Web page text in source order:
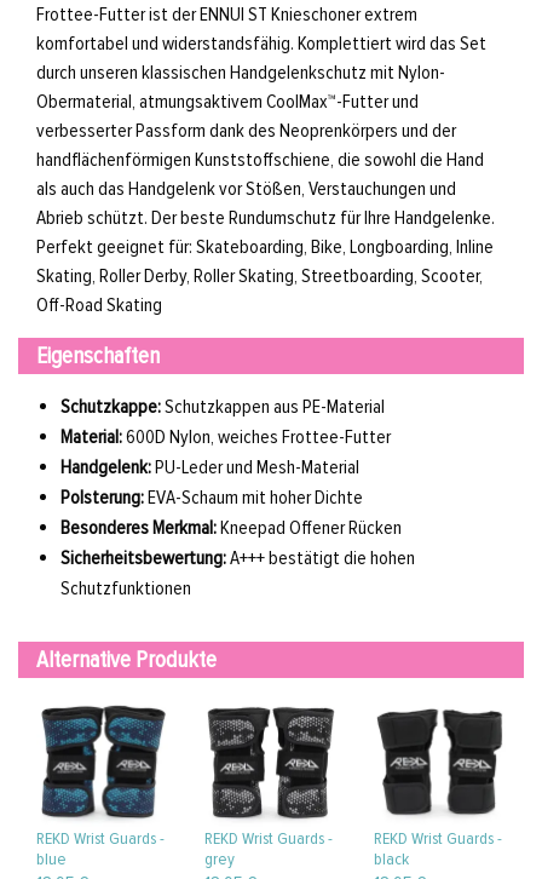
Frottee-Futter ist der ENNUI ST Knieschoner extrem
komfortabel und widerstandsfähig. Komplettiert wird das Set
durch unseren klassischen Handgelenkschutz mit Nylon-
Obermaterial, atmungsaktivem CoolMax™-Futter und
verbesserter Passform dank des Neoprenkörpers und der
handflächenförmigen Kunststoffschiene, die sowohl die Hand
als auch das Handgelenk vor Stößen, Verstauchungen und
Abrieb schützt. Der beste Rundumschutz für Ihre Handgelenke.
Perfekt geeignet für: Skateboarding, Bike, Longboarding, Inline
Skating, Roller Derby, Roller Skating, Streetboarding, Scooter,
Off-Road Skating
Eigenschaften
Schutzkappe:Schutzkappen aus PE-Material
Material:600D Nylon, weiches Frottee-Futter
Handgelenk:PU-Leder und Mesh-Material
Polsterung:EVA-Schaum mit hoher Dichte
Besonderes Merkmal:Kneepad Offener Rücken
Sicherheitsbewertung:A+++ bestätigt die hohen
Schutzfunktionen
Alternative Produkte
REKD Wrist Guards -
blue
REKD Wrist Guards -
grey
REKD Wrist Guards -
black